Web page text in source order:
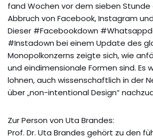
fand Wochen vor dem sieben
Abbruch von Facebook, Instagram
Dieser #Facebookdown
#Instadown bei einem Update des
Monopolkonzerns zeigte sich, wie
und eindimensionale Formen sind. Es
lohnen, auch wissenschaftlich in der
über „non-intentional Design“
Zur Person von Uta Brandes:
Prof. Dr. Uta Brandes gehört zu den